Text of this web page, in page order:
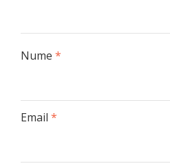
Nume *
Email *